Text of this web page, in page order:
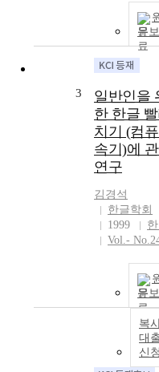
문
3
일반인을
한 한글
치기 (컴
속기)에
연구
김경석
한글학회
1999
Vol.-
문
복
대
신